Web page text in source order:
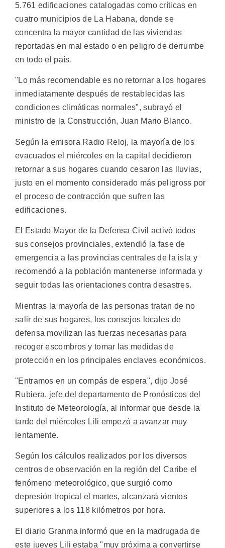
5.761 edificaciones catalogadas como críticas en
cuatro municipios de La Habana, donde se
concentra la mayor cantidad de las viviendas
reportadas en mal estado o en peligro de derrumbe
en todo el país.
"Lo más recomendable es no retornar a los hogares
inmediatamente después de restablecidas las
condiciones climáticas normales", subrayó el
ministro de la Construcción, Juan Mario Blanco.
Según la emisora Radio Reloj, la mayoría de los
evacuados el miércoles en la capital decidieron
retornar a sus hogares cuando cesaron las lluvias,
justo en el momento considerado más peligross por
el proceso de contracción que sufren las
edificaciones.
El Estado Mayor de la Defensa Civil activó todos
sus consejos provinciales, extendió la fase de
emergencia a las provincias centrales de la isla y
recomendó a la población mantenerse informada y
seguir todas las orientaciones contra desastres.
Mientras la mayoría de las personas tratan de no
salir de sus hogares, los consejos locales de
defensa movilizan las fuerzas necesarias para
recoger escombros y tomar las medidas de
protección en los principales enclaves económicos.
"Entramos en un compás de espera", dijo José
Rubiera, jefe del departamento de Pronósticos del
Instituto de Meteorología, al informar que desde la
tarde del miércoles Lili empezó a avanzar muy
lentamente.
Según los cálculos realizados por los diversos
centros de observación en la región del Caribe el
fenómeno meteorológico, que surgió como
depresión tropical el martes, alcanzará vientos
superiores a los 118 kilómetros por hora.
El diario Granma informó que en la madrugada de
este jueves Lili estaba "muy próxima a convertirse